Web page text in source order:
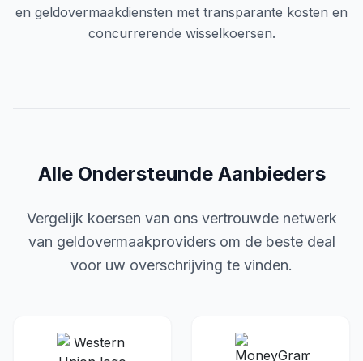
en geldovermaakdiensten met transparante kosten en
concurrerende wisselkoersen.
Alle Ondersteunde Aanbieders
Vergelijk koersen van ons vertrouwde netwerk
van geldovermaakproviders om de beste deal
voor uw overschrijving te vinden.